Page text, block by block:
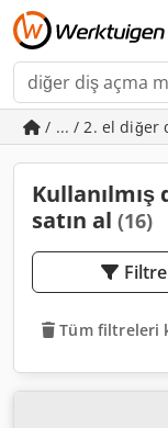
/ ... / 2. el diğer
satın al (16)
Filtre
Tüm filtreleri